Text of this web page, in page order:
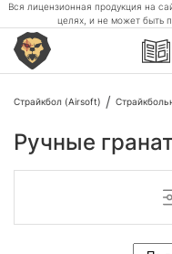
Вся лицензионная продукция на
целях, и не может быть
Страйкбол (Airsoft)
Ручные